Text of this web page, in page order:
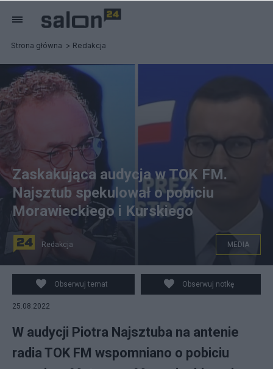
Strona główna Redakcja
Piotr Najsztub w swojej audycji w radio TOK FM
wspominał m. in. o pobiciu premiera Mateusza
Morawieckiego. (fot. Twitter)
Zaskakująca audycja w TOK FM.
Najsztub spekulował o pobiciu
Morawieckiego i Kurskiego
Redakcja MEDIA
Obserwuj temat Obserwuj notkę
25.08.2022
W audycji Piotra Najsztuba na antenie
radia TOK FM wspomniano o pobiciu